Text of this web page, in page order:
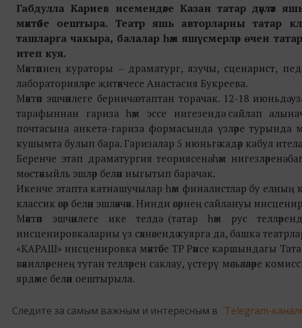
Габдулла Кариев исемендәге Казан татар дәүләт
мәктәбе оештыра. Театр яшь авторларны татар
ташларга чакыра, балалар һәм яшүсмерләр өчен
итеп куя.
Мәктәпнең кураторы – драматург, язучы, сценарист,
лабораторияләре җитәкчесе Анастасия Букреева.
Мәктәп эшчәнлеге берничә этаптан торачак. 12-18
тарафыннан гариза һәм эссе нигезендә сайлап
почтасына анкета-гариза формасында үзләре турында
кушымта булып бара. Гаризалар 5 июньгә кадәр кабул ителә.
Беренче этап драматургия теориясенә һәм
мөстәкыйль эшләр белән ныгытып барачак.
Икенче этапта катнашучылар һәм финалистлар бу елның
классик әсәр белән эшләячәк. Нинди әсәрнең сайлануы
Мәктәп эшчәнлеге ике телдә (татар һәм рус
инсценировкаларны үз сәхнәсендә куярга да, башка
«КАРАШ» инсценировка мәктәбе ТР Рәисе каршындагы
вәкилләренең туган телләрен саклау, үстерү мәсьәләләре
ярдәме белән оештырыла.
Следите за самым важным и интересным в Telegram-